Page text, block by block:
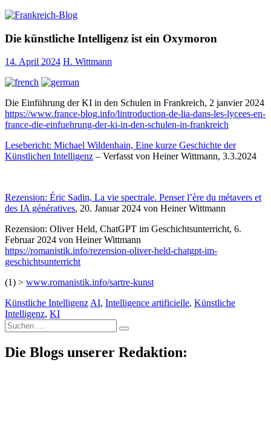
Die künstliche Intelligenz ist ein Oxymoron
14. April 2024 H. Wittmann
Die Einführung der KI in den Schulen in Frankreich, 2 janvier 2024
https://www.france-blog.info/lintroduction-de-lia-dans-les-lycees-en-
france-die-einfuehrung-der-ki-in-den-schulen-in-frankreich
Lesebericht: Michael Wildenhain, Eine kurze Geschichte der
Künstlichen Intelligenz – Verfasst von Heiner Wittmann, 3.3.2024
Rezension: Éric Sadin, La vie spectrale. Penser l’ère du métavers et
des IA génératives, 20. Januar 2024 von Heiner Wittmann
Rezension: Oliver Held, ChatGPT im Geschichtsunterricht, 6.
Februar 2024 von Heiner Wittmann
https://romanistik.info/rezension-oliver-held-chatgpt-im-
geschichtsunterricht
(1) > www.romanistik.info/sartre-kunst
Künstliche IntelligenzAI, Intelligence artificielle, Künstliche
Intelligenz, KI
Suche
nach:
Die Blogs unserer Redaktion: